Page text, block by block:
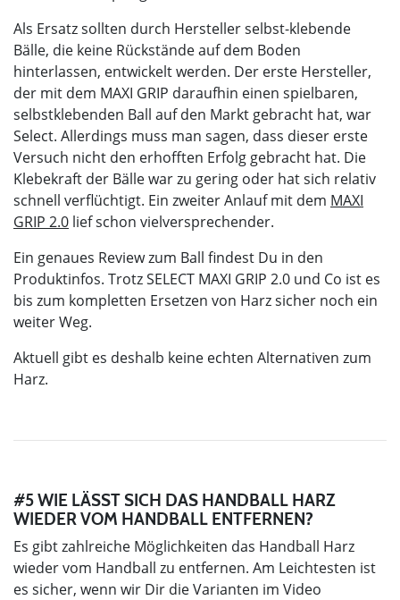
Als Ersatz sollten durch Hersteller selbst-klebende
Bälle, die keine Rückstände auf dem Boden
hinterlassen, entwickelt werden. Der erste Hersteller,
der mit dem MAXI GRIP daraufhin einen spielbaren,
selbstklebenden Ball auf den Markt gebracht hat, war
Select. Allerdings muss man sagen, dass dieser erste
Versuch nicht den erhofften Erfolg gebracht hat. Die
Klebekraft der Bälle war zu gering oder hat sich relativ
schnell verflüchtigt. Ein zweiter Anlauf mit dem MAXI
GRIP 2.0 lief schon vielversprechender.
Ein genaues Review zum Ball findest Du in den
Produktinfos. Trotz SELECT MAXI GRIP 2.0 und Co ist es
bis zum kompletten Ersetzen von Harz sicher noch ein
weiter Weg.
Aktuell gibt es deshalb keine echten Alternativen zum
Harz.
#5 WIE LÄSST SICH DAS HANDBALL HARZ
WIEDER VOM HANDBALL ENTFERNEN?
Es gibt zahlreiche Möglichkeiten das Handball Harz
wieder vom Handball zu entfernen. Am Leichtesten ist
es sicher, wenn wir Dir die Varianten im Video